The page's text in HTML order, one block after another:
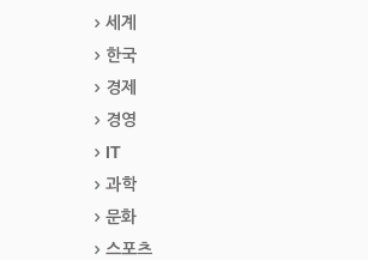
세계
한국
경제
경영
IT
과학
문화
스포츠